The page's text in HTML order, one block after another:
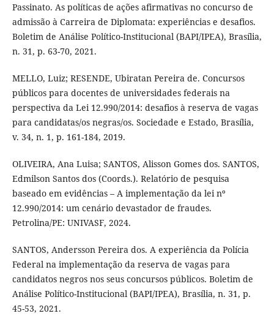
Passinato. As políticas de ações afirmativas no concurso de
admissão à Carreira de Diplomata: experiências e desafios.
Boletim de Análise Político-Institucional (BAPI/IPEA), Brasília,
n. 31, p. 63-70, 2021.
MELLO, Luiz; RESENDE, Ubiratan Pereira de. Concursos
públicos para docentes de universidades federais na
perspectiva da Lei 12.990/2014: desafios à reserva de vagas
para candidatas/os negras/os. Sociedade e Estado, Brasília,
v. 34, n. 1, p. 161-184, 2019.
OLIVEIRA, Ana Luisa; SANTOS, Alisson Gomes dos. SANTOS,
Edmilson Santos dos (Coords.). Relatório de pesquisa
baseado em evidências – A implementação da lei nº
12.990/2014: um cenário devastador de fraudes.
Petrolina/PE: UNIVASF, 2024.
SANTOS, Andersson Pereira dos. A experiência da Polícia
Federal na implementação da reserva de vagas para
candidatos negros nos seus concursos públicos. Boletim de
Análise Político-Institucional (BAPI/IPEA), Brasília, n. 31, p.
45-53, 2021.